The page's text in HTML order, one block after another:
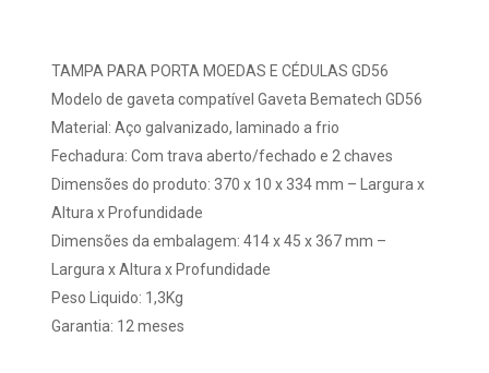
TAMPA PARA PORTA MOEDAS E CÉDULAS GD56
Modelo de gaveta compatível Gaveta Bematech GD56
Material: Aço galvanizado, laminado a frio
Fechadura: Com trava aberto/fechado e 2 chaves
Dimensões do produto: 370 x 10 x 334 mm – Largura x
Altura x Profundidade
Dimensões da embalagem: 414 x 45 x 367 mm –
Largura x Altura x Profundidade
Peso Liquido: 1,3Kg
Garantia: 12 meses